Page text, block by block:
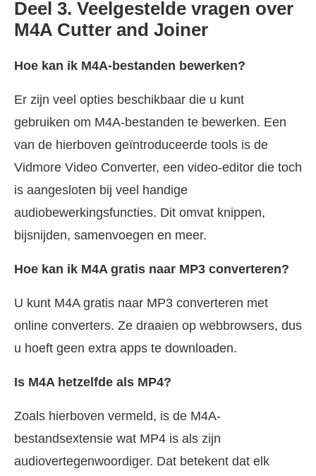
Deel 3. Veelgestelde vragen over
M4A Cutter and Joiner
Hoe kan ik M4A-bestanden bewerken?
Er zijn veel opties beschikbaar die u kunt
gebruiken om M4A-bestanden te bewerken. Een
van de hierboven geïntroduceerde tools is de
Vidmore Video Converter, een video-editor die toch
is aangesloten bij veel handige
audiobewerkingsfuncties. Dit omvat knippen,
bijsnijden, samenvoegen en meer.
Hoe kan ik M4A gratis naar MP3 converteren?
U kunt M4A gratis naar MP3 converteren met
online converters. Ze draaien op webbrowsers, dus
u hoeft geen extra apps te downloaden.
Is M4A hetzelfde als MP4?
Zoals hierboven vermeld, is de M4A-
bestandsextensie wat MP4 is als zijn
audiovertegenwoordiger. Dat betekent dat elk